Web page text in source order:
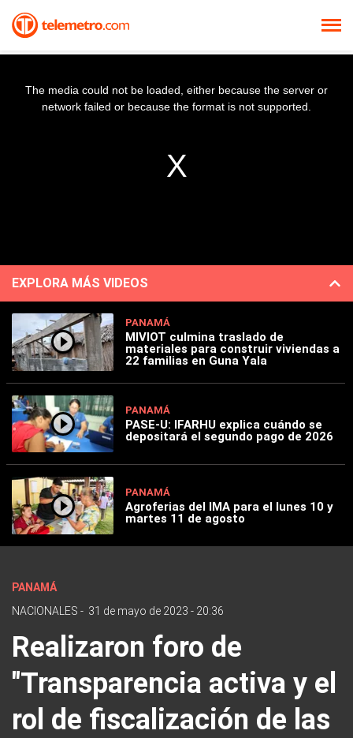
The media could not be loaded, either because the server or
network failed or because the format is not supported.
EXPLORA MÁS VIDEOS
PANAMÁ
MIVIOT culmina traslado de
materiales para construir viviendas a
22 familias en Guna Yala
PANAMÁ
PASE-U: IFARHU explica cuándo se
depositará el segundo pago de 2026
PANAMÁ
Agroferias del IMA para el lunes 10 y
martes 11 de agosto
PANAMÁ
NACIONALES - 31 de mayo de 2023 - 20:36
Realizaron foro de
"Transparencia activa y el
rol de fiscalización de las